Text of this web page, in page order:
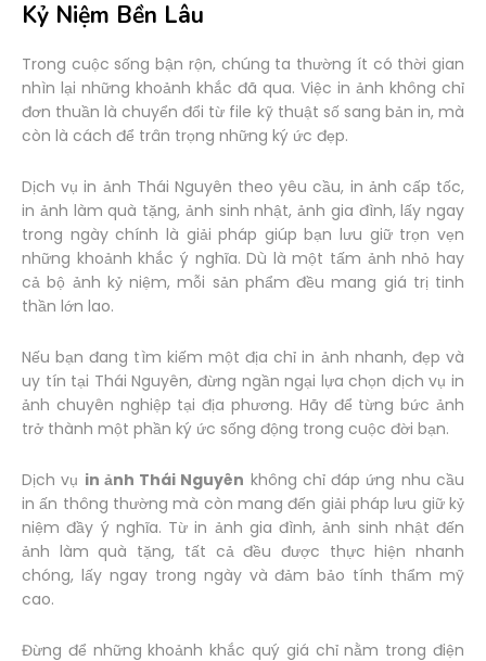
Kỷ Niệm Bền Lâu
Trong cuộc sống bận rộn, chúng ta thường ít có thời gian
nhìn lại những khoảnh khắc đã qua. Việc in ảnh không chỉ
đơn thuần là chuyển đổi từ file kỹ thuật số sang bản in, mà
còn là cách để trân trọng những ký ức đẹp.
Dịch vụ in ảnh Thái Nguyên theo yêu cầu, in ảnh cấp tốc,
in ảnh làm quà tặng, ảnh sinh nhật, ảnh gia đình, lấy ngay
trong ngày chính là giải pháp giúp bạn lưu giữ trọn vẹn
những khoảnh khắc ý nghĩa. Dù là một tấm ảnh nhỏ hay
cả bộ ảnh kỷ niệm, mỗi sản phẩm đều mang giá trị tinh
thần lớn lao.
Nếu bạn đang tìm kiếm một địa chỉ in ảnh nhanh, đẹp và
uy tín tại Thái Nguyên, đừng ngần ngại lựa chọn dịch vụ in
ảnh chuyên nghiệp tại địa phương. Hãy để từng bức ảnh
trở thành một phần ký ức sống động trong cuộc đời bạn.
Dịch vụ in ảnh Thái Nguyên không chỉ đáp ứng nhu cầu
in ấn thông thường mà còn mang đến giải pháp lưu giữ kỷ
niệm đầy ý nghĩa. Từ in ảnh gia đình, ảnh sinh nhật đến
ảnh làm quà tặng, tất cả đều được thực hiện nhanh
chóng, lấy ngay trong ngày và đảm bảo tính thẩm mỹ
cao.
Đừng để những khoảnh khắc quý giá chỉ nằm trong điện